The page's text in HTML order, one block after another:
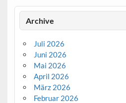
Archive
Juli 2026
Juni 2026
Mai 2026
April 2026
März 2026
Februar 2026